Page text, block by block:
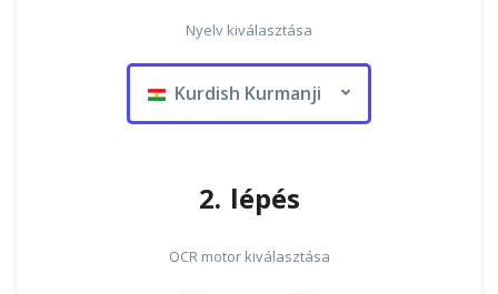
Nyelv kiválasztása
Kurdish Kurmanji
2. lépés
OCR motor kiválasztása